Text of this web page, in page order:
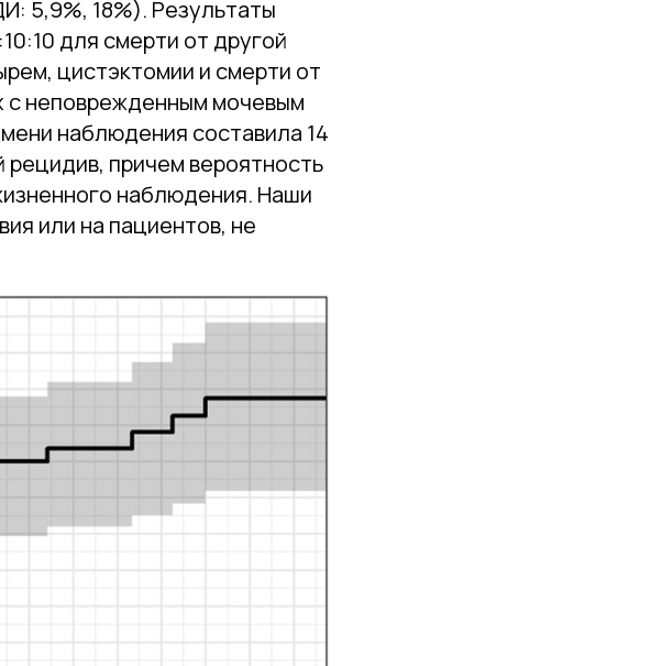
5,9%, 18%). Результаты
для смерти от другой
цистэктомии и смерти от
с неповрежденным мочевым
наблюдения составила 14
причем вероятность
наблюдения. Наши
или на пациентов, не